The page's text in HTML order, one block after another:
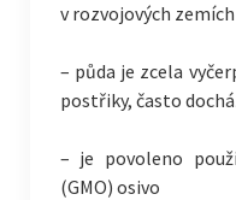
v rozvojových
– půda je zcela
postřiky, často
– je povoleno
(GMO) osivo